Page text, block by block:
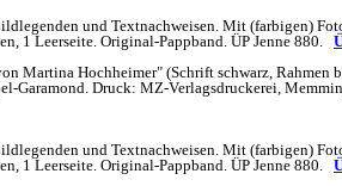
und Textnachweisen. Mit (farbigen)
1 Leerseite. Original-Pappband. ÜP Jenne 880.
Martina Hochheimer" (Schrift schwarz, Rahmen
Garamond. Druck: MZ-Verlagsdruckerei,
und Textnachweisen. Mit (farbigen)
1 Leerseite. Original-Pappband. ÜP Jenne 880.